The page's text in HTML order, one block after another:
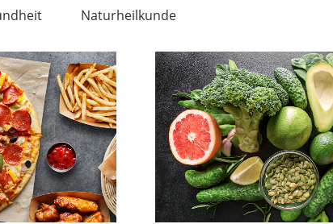
Naturheilkunde